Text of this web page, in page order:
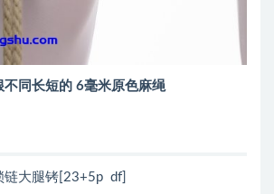
不同长短的 6毫米原色麻绳
链大腿铐[23+5p df]